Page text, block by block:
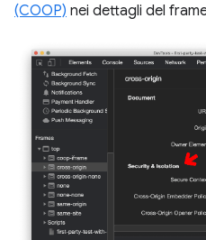
(COOP) nei dettagli del